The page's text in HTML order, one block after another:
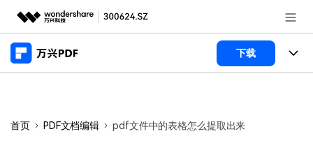
推荐产品
新闻中心
下载
桌面端
功能
首页 PDF文档编辑 pdf文件中的表格怎么提取出来